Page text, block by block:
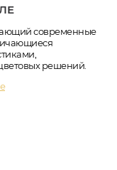
современные
решений.